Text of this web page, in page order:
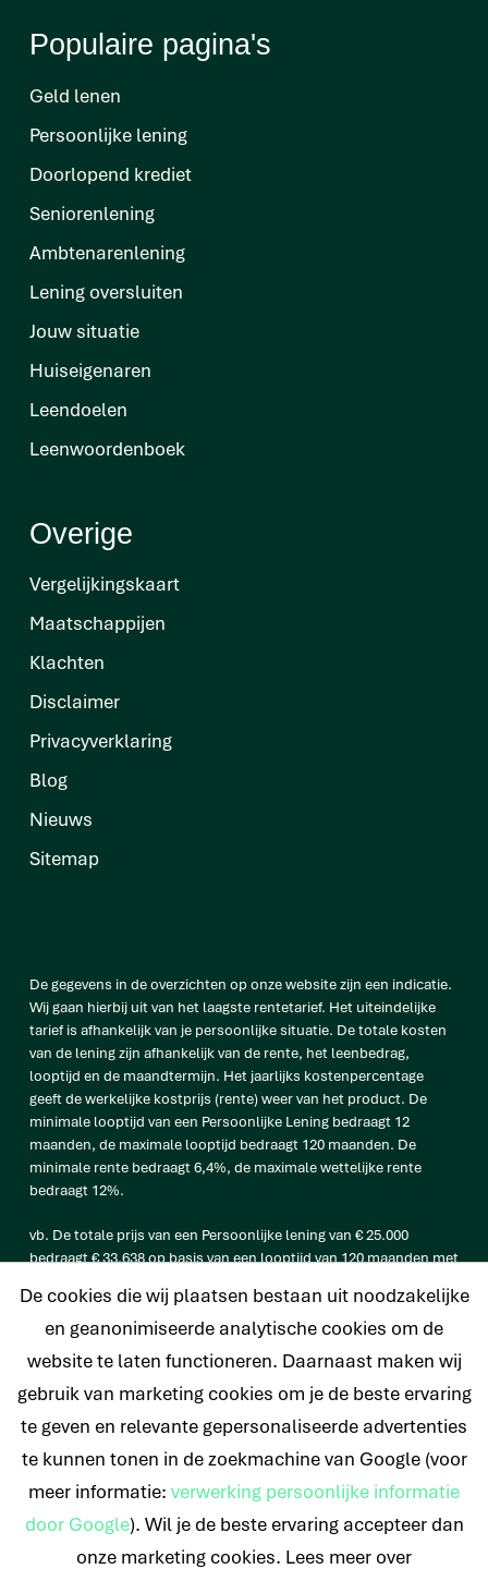
Populaire pagina's
Geld lenen
Persoonlijke lening
Doorlopend krediet
Seniorenlening
Ambtenarenlening
Lening oversluiten
Jouw situatie
Huiseigenaren
Leendoelen
Leenwoordenboek
Overige
Vergelijkingskaart
Maatschappijen
Klachten
Disclaimer
Privacyverklaring
Blog
Nieuws
Sitemap
De gegevens in de overzichten op onze website zijn een indicatie.
Wij gaan hierbij uit van het laagste rentetarief. Het uiteindelijke
tarief is afhankelijk van je persoonlijke situatie. De totale kosten
van de lening zijn afhankelijk van de rente, het leenbedrag,
looptijd en de maandtermijn. Het jaarlijks kostenpercentage
geeft de werkelijke kostprijs (rente) weer van het product. De
minimale looptijd van een Persoonlijke Lening bedraagt 12
maanden, de maximale looptijd bedraagt 120 maanden. De
minimale rente bedraagt 6,4%, de maximale wettelijke rente
bedraagt 12%.
vb. De totale prijs van een Persoonlijke lening van € 25.000
bedraagt € 33.638 op basis van een looptijd van 120 maanden met
© 2026 Nederlands Krediet Collectief
De cookies die wij plaatsen bestaan uit noodzakelijke
en geanonimiseerde analytische cookies om de
website te laten functioneren. Daarnaast maken wij
gebruik van marketing cookies om je de beste ervaring
te geven en relevante gepersonaliseerde advertenties
te kunnen tonen in de zoekmachine van Google (voor
meer informatie: verwerking persoonlijke informatie
door Google). Wil je de beste ervaring accepteer dan
onze marketing cookies. Lees meer over